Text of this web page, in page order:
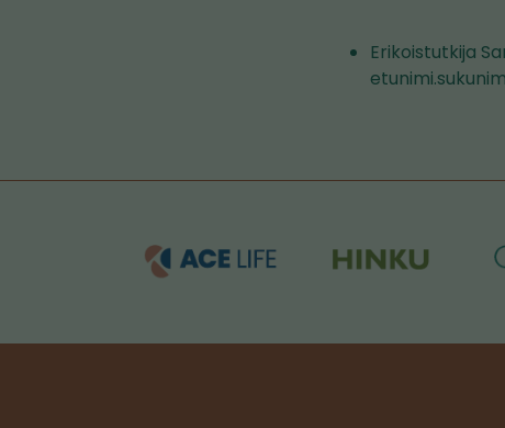
Erikoistutkija